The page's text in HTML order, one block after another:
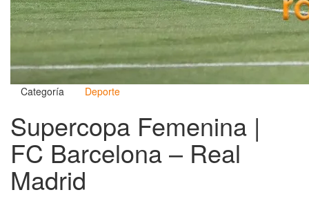
Categoría Deporte
Supercopa Femenina |
FC Barcelona – Real
Madrid